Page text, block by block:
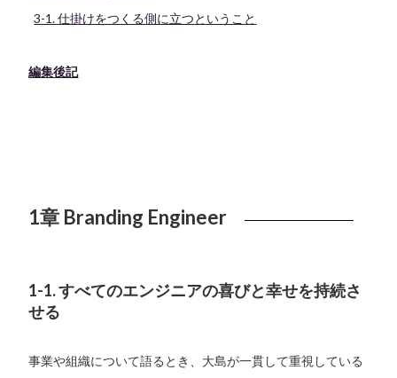
3-1. 仕掛けをつくる側に立つということ
編集後記
1章 Branding Engineer
1-1. すべてのエンジニアの喜びと幸せを持続さ
せる
事業や組織について語るとき、大島が一貫して重視している